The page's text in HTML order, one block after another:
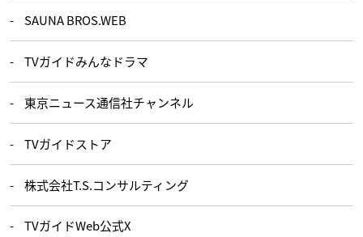
SAUNA BROS.WEB
TVガイドみんなドラマ
東京ニュース通信社チャンネル
TVガイドストア
株式会社T.S.コンサルティング
TVガイドWeb公式X